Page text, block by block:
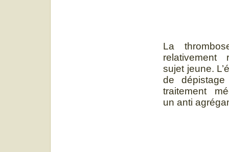
La
relativement
sujet jeune.
de
traitement
un anti